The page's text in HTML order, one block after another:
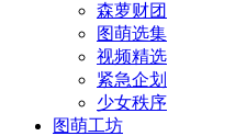
森萝财团
图萌选集
视频精选
紧急企划
少女秩序
图萌工坊